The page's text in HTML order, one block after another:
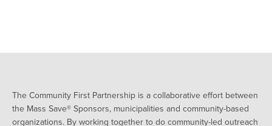
The Community First Partnership is a collaborative effort between
the Mass Save® Sponsors, municipalities and community-based
organizations. By working together to do community-led outreach